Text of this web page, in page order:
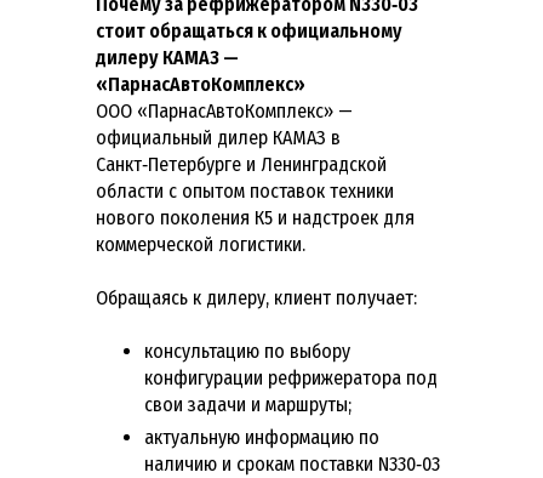
стоит обращаться к официальному
дилеру КАМАЗ —
«ПарнасАвтоКомплекс»
ООО «ПарнасАвтоКомплекс» —
официальный дилер КАМАЗ в
Санкт‑Петербурге и Ленинградской
области с опытом поставок техники
нового поколения К5 и надстроек для
коммерческой логистики.
Обращаясь к дилеру, клиент получает:
консультацию по выбору
конфигурации рефрижератора под
свои задачи и маршруты;
актуальную информацию по
наличию и срокам поставки N330‑03